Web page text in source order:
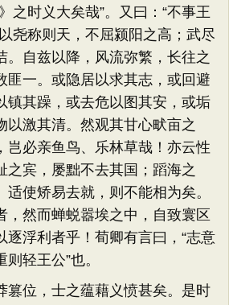
时义大矣哉”。又曰：“不事王
尧称则天，不屈颍阳之高；武尽
。自兹以降，风流弥繁，长往之
匪一。或隐居以求其志，或回避
镇其躁，或去危以图其安，或垢
以激其清。然观其甘心畎亩之
岂必亲鱼鸟、乐林草哉！亦云性
之宾，屡黜不去其国；蹈海之
使矫易去就，则不能相为矣。
，然而蝉蜕嚣埃之中，自致寰区
逐浮利者乎！荀卿有言曰，“志意
轻王公”也。
位，士之蕴藉义愤甚矣。是时